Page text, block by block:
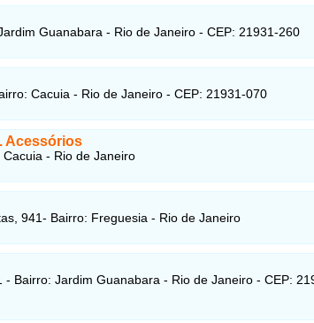
Guanabara - Rio de Janeiro - CEP: 21931-260
Cacuia - Rio de Janeiro - CEP: 21931-070
Acessórios
- Rio de Janeiro
941- Bairro: Freguesia - Rio de Janeiro
- Bairro: Jardim Guanabara - Rio de Janeiro - CEP: